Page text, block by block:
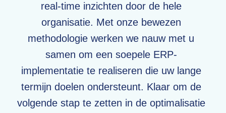
real-time inzichten door de hele
organisatie. Met onze bewezen
methodologie werken we nauw met u
samen om een soepele ERP-
implementatie te realiseren die uw lange
termijn doelen ondersteunt. Klaar om de
volgende stap te zetten in de optimalisatie